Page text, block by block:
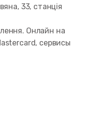
33, станція
Онлайн на
сервисы